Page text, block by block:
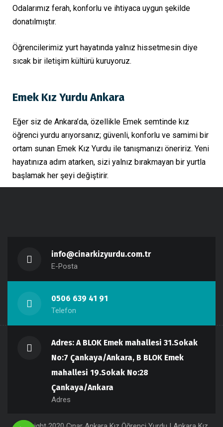
Odalarımız ferah, konforlu ve ihtiyaca uygun şekilde
donatılmıştır.
Öğrencilerimiz yurt hayatında yalnız hissetmesin diye
sıcak bir iletişim kültürü kuruyoruz.
Emek Kız Yurdu Ankara
Eğer siz de Ankara’da, özellikle Emek semtinde kız
öğrenci yurdu arıyorsanız; güvenli, konforlu ve samimi bir
ortam sunan Emek Kız Yurdu ile tanışmanızı öneririz. Yeni
hayatınıza adım atarken, sizi yalnız bırakmayan bir yurtla
başlamak her şeyi değiştirir.
info@cinarkizyurdu.com.tr
E-Posta
0506 639 41 91
Telefon
Adres: A BLOK Emek mahallesi 31.Sokak
No:7 Çankaya/Ankara, B BLOK Emek
mahallesi 19.Sokak No:28
Çankaya/Ankara
Adres